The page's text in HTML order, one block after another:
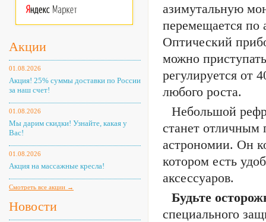
Акции
01.08.2026
Акция! 25% суммы доставки по России
за наш счет!
01.08.2026
Мы дарим скидки! Узнайте, какая у
Вас!
01.08.2026
Акция на массажные кресла!
Смотреть все акции →
Новости
азимутальную
перемещается по
Оптический
можно
регулируется от
любого роста.
Небольшой
станет
астрономии. Он
котором есть
аксессуаров.
Будьте
специального